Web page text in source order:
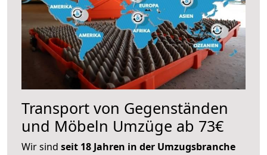
Transport von Gegenständen
und Möbeln Umzüge ab 73€
Wir sind seit 18 Jahren in der Umzugsbranche